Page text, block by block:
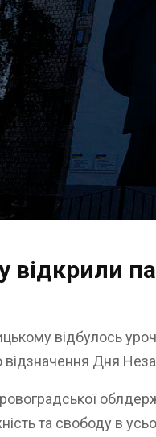
відбулось
Дня
та свободу в